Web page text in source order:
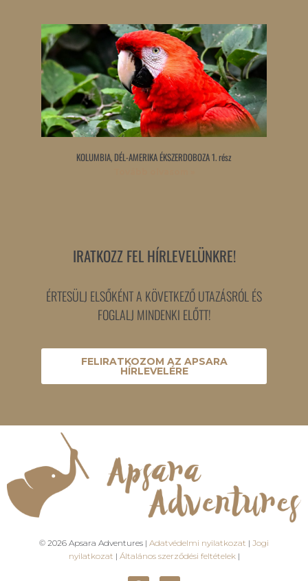
KOLUMBIA, DÉL-AMERIKA ÉKSZERDOBOZA 1. rész
IRATKOZZ FEL HÍRLEVELÜNKRE!
ÉRTESÜLJ ELSŐKÉNT A KÖVETKEZŐ UTAZÁSRÓL ÉS
FOGLALJ MINDENKI ELŐTT!
FELIRATKOZOM AZ APSARA
HÍRLEVELÉRE
© 2026 Apsara Adventures | Adatvédelmi nyilatkozat | Jogi
nyilatkozat | Általános szerződési feltételek |